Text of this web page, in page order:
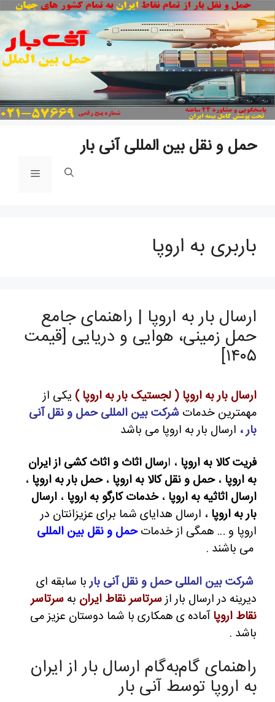
حمل و نقل بین المللی آنی بار
فهرست
باربری به اروپا
ارسال بار به اروپا | راهنمای جامع
حمل زمینی، هوایی و دریایی [قیمت
۱۴۰۵]
ارسال بار به اروپا ( لجستیک بار به اروپا ) یکی از
مهمترین خدمات شرکت بین المللی حمل و نقل آنی
بار ، ارسال بار به اروپا می باشد
فریت کالا به اروپا ، ارسال اثاث و اثاث کشی از ایران
به اروپا ، حمل و نقل کالا به اروپا ،حمل بار به اروپا ،
ارسال اثاثیه به اروپا ،خدمات کارگو به اروپا ، ارسال
بار به اروپا ، ارسال هدایای شما برای عزیزانتان در
اروپا و … همگی از خدماتحمل و نقل بین المللی
می باشند .
شرکت بین المللی حمل و نقل آنی باربا سابقه ای
دیرینه در ارسال بار ازسرتاسر نقاط ایران به سرتاسر
نقاط اروپاآماده ی همکاری با شما دوستان عزیز می
باشد .
راهنمای گام‌به‌گام ارسال بار از ایران
به اروپا توسط آنی بار